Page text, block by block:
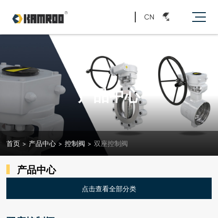
CN
产品中心
首页 > 产品中心 > 控制阀 > 双座控制阀
产品中心
点击查看全部分类